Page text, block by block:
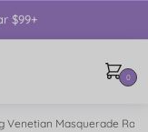
$99+
0
Venetian Masquerade